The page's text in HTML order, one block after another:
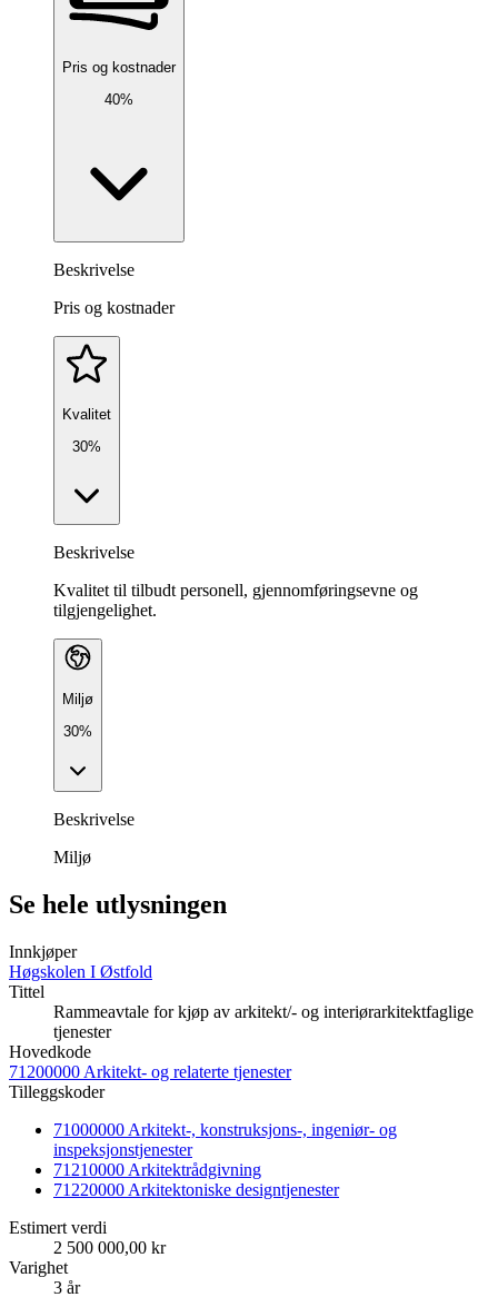
Pris og kostnader
40%
Beskrivelse
Pris og kostnader
Kvalitet
30%
Beskrivelse
Kvalitet til tilbudt personell, gjennomføringsevne og
tilgjengelighet.
Miljø
30%
Beskrivelse
Miljø
Se hele utlysningen
Innkjøper
Høgskolen I Østfold
Tittel
Rammeavtale for kjøp av arkitekt/- og interiørarkitektfaglige
tjenester
Hovedkode
71200000 Arkitekt- og relaterte tjenester
Tilleggskoder
71000000 Arkitekt-, konstruksjons-, ingeniør- og
inspeksjonstjenester
71210000 Arkitektrådgivning
71220000 Arkitektoniske designtjenester
Estimert verdi
2 500 000,00 kr
Varighet
3 år